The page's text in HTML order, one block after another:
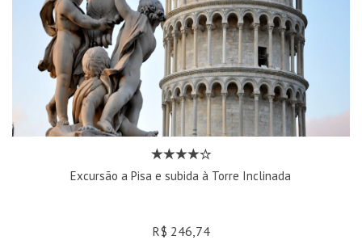
Excursão a Pisa e subida à Torre Inclinada
R$ 246,74